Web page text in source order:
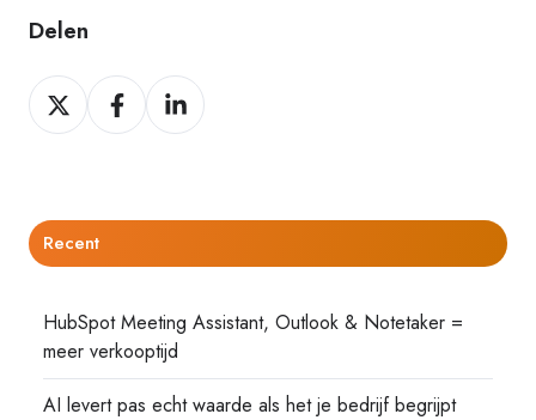
Delen
Delen
op
Delen
op
Delen
op
Recent
HubSpot Meeting Assistant, Outlook & Notetaker =
meer verkooptijd
AI levert pas echt waarde als het je bedrijf begrijpt